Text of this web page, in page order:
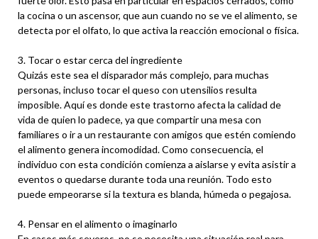
la cocina o un ascensor, que aun cuando no se ve el alimento, se
detecta por el olfato, lo que activa la reacción emocional o física.
3. Tocar o estar cerca del ingrediente
Quizás este sea el disparador más complejo, para muchas
personas, incluso tocar el queso con utensilios resulta
imposible. Aquí es donde este trastorno afecta la calidad de
vida de quien lo padece, ya que compartir una mesa con
familiares o ir a un restaurante con amigos que estén comiendo
el alimento genera incomodidad. Como consecuencia, el
individuo con esta condición comienza a aislarse y evita asistir a
eventos o quedarse durante toda una reunión. Todo esto
puede empeorarse si la textura es blanda, húmeda o pegajosa.
4. Pensar en el alimento o imaginarlo